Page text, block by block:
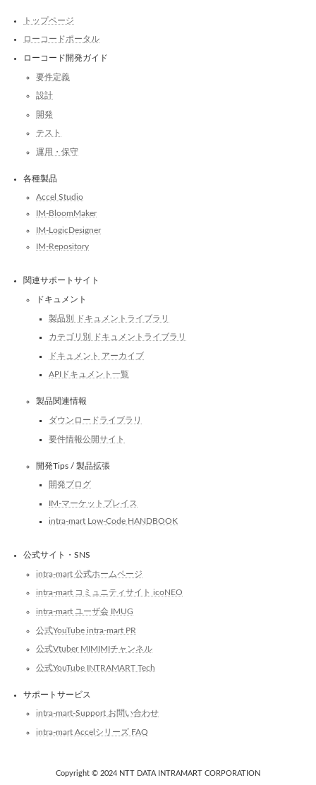
トップページ
ローコードポータル
ローコード開発ガイド
要件定義
設計
開発
テスト
運用・保守
各種製品
Accel Studio
IM-BloomMaker
IM-LogicDesigner
IM-Repository
関連サポートサイト
ドキュメント
製品別 ドキュメントライブラリ
カテゴリ別 ドキュメントライブラリ
ドキュメント アーカイブ
APIドキュメント一覧
製品関連情報
ダウンロードライブラリ
要件情報公開サイト
開発Tips / 製品拡張
開発ブログ
IM-マーケットプレイス
intra-mart Low-Code HANDBOOK
公式サイト・SNS
intra-mart 公式ホームページ
intra-mart コミュニティサイト icoNEO
intra-mart ユーザ会 IMUG
公式YouTube intra-mart PR
公式Vtuber MIMIMIチャンネル
公式YouTube INTRAMART Tech
サポートサービス
intra-mart-Support お問い合わせ
intra-mart Accelシリーズ FAQ
Copyright © 2024 NTT DATA INTRAMART CORPORATION